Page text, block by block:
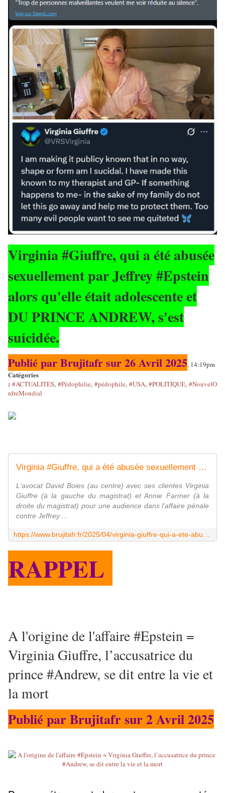
Virginia #Giuffre, qui a été abusée
sexuellement par Jeffrey #Epstein
alors qu'elle était adolescente et
DU PRINCE ANDREW, s'est
suicidée.
Publié par Brujitafr sur 26 Avril 2025, 14:19pm
Catégories
: #ACTUALITES, #Pédophilie, #pédophile, #USA, #POLITIQUE, #NouvelO
rdreMondial
Virginia #Giuffre, qui a été abusée sexuellement par Jeffrey #Epstein alors qu'elle était adolescente et DU PRINCE ANDREW, s'est suicidée. - MOINS de BIENS PLUS de LIENS
L'avocat David Boies (au centre) avec ses clientes Virginia
Giuffre (à la gauche du magistrat) et Annie Farmer (à la
droite du magistrat) pour une audience dans l'affaire pénale
contre Jeffrey ...
RAPPEL
A l'origine de l'affaire #Epstein =
Virginia Giuffre, l’accusatrice du
prince #Andrew, se dit entre la vie et
la mort
Publié par Brujitafr sur 2 Avril 2025